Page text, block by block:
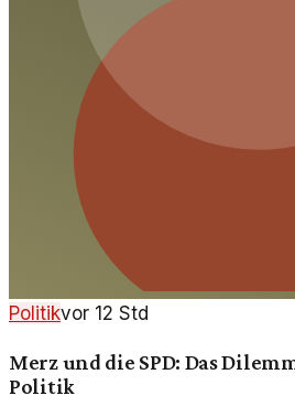
Politikvor 12 Std
Merz und die SPD: Das
Politik